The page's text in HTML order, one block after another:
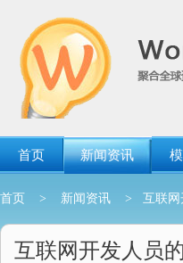
首页 新闻资讯
首页 > 新闻资讯 > 互联网
互联网开发人员